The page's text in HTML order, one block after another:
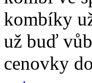
kombíky
už buď
cenovky